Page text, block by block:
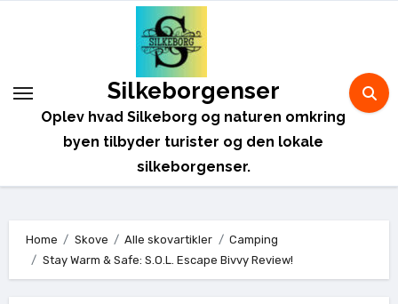
Silkeborgenser
Oplev hvad Silkeborg og naturen omkring
byen tilbyder turister og den lokale
silkeborgenser.
Home Skove Alle skovartikler
Camping
Stay Warm & Safe: S.O.L. Escape Bivvy Review!